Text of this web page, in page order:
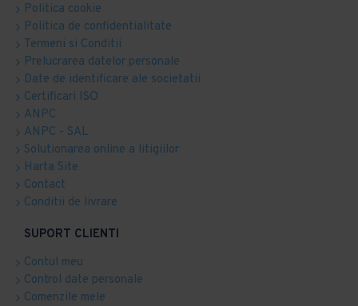
Politica cookie
Politica de confidentialitate
Termeni si Conditii
Prelucrarea datelor personale
Date de identificare ale societatii
Certificari ISO
ANPC
ANPC - SAL
Solutionarea online a litigiilor
Harta Site
Contact
Conditii de livrare
SUPORT CLIENTI
Contul meu
Control date personale
Comenzile mele